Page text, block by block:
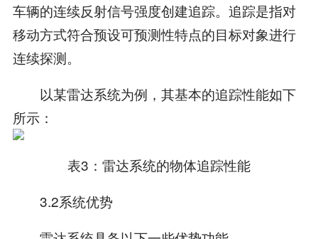
车辆的连续反射信号强度创建追踪。追踪是指对
移动方式符合预设可预测性特点的目标对象进行
连续探测。
以某雷达系统为例，其基本的追踪性能如下
所示：
表3：雷达系统的物体追踪性能
3.2系统优势